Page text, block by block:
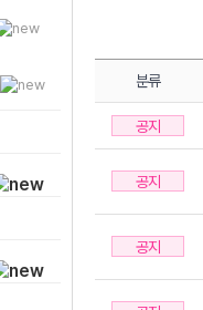
분류
공지
공지
공지